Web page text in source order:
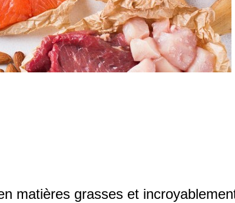
matières grasses et